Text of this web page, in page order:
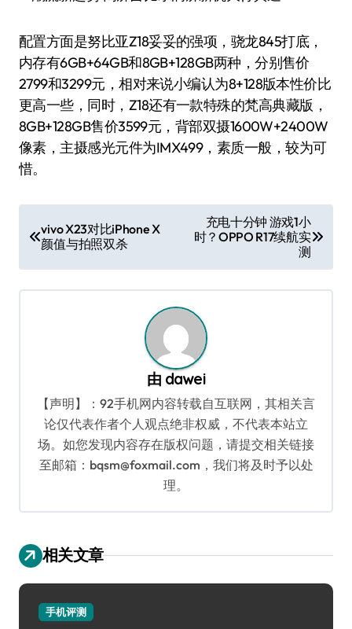
配置方面是努比亚Z18妥妥的强项，骁龙845打底，
内存有6GB+64GB和8GB+128GB两种，分别售价
2799和3299元，相对来说小编认为8+128版本性价比
更高一些，同时，Z18还有一款特殊的梵高典藏版，
8GB+128GB售价3599元，背部双摄1600W+2400W
像素，主摄感光元件为IMX499，素质一般，较为可
惜。
章
导
航
vivo X23对比iPhone X
颜值与拍照双杀
充电十分钟 游戏1小
时？OPPO R17续航实
测
由 dawei
【声明】：92手机网内容转载自互联网，其相关言
论仅代表作者个人观点绝非权威，不代表本站立
场。如您发现内容存在版权问题，请提交相关链接
至邮箱：bqsm@foxmail.com，我们将及时予以处
理。
相关文章
手机评测